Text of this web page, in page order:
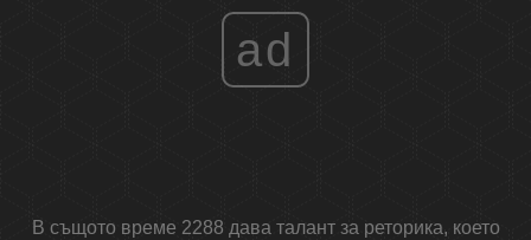
ad
В същото време 2288 дава талант за реторика, което